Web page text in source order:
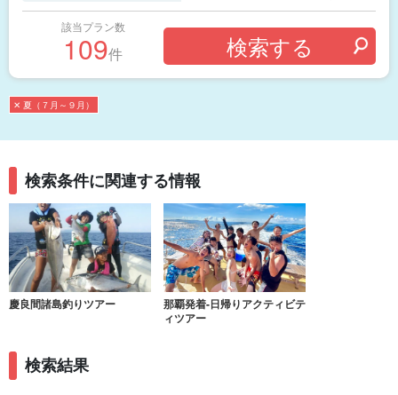
該当プラン数
109件
✕ 夏（７月～９月）
検索条件に関連する情報
慶良間諸島釣りツアー
那覇発着-日帰りアクティビテ
ィツアー
検索結果